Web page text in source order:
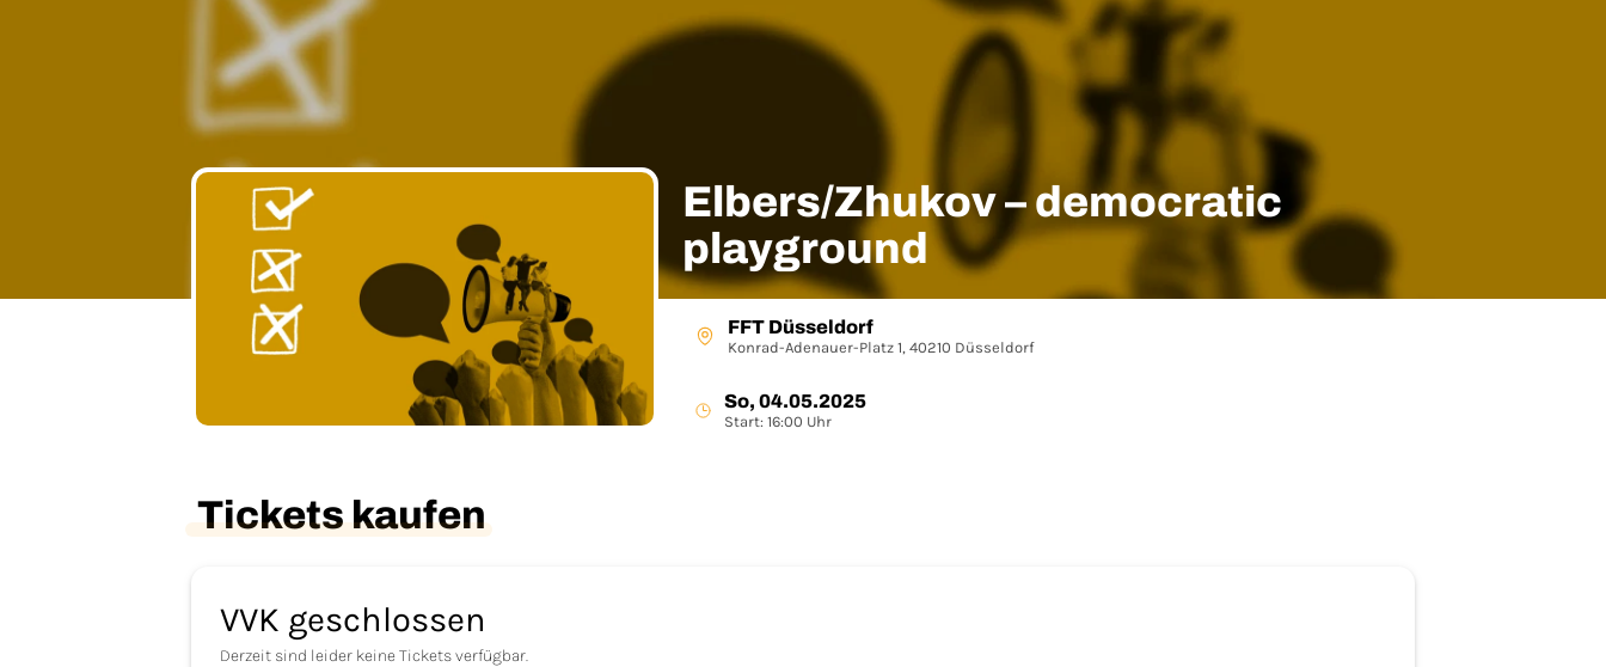
Elbers/Zhukov – democratic
playground
FFT Düsseldorf
Konrad-Adenauer-Platz 1, 40210 Düsseldorf
So, 04.05.2025
Start: 16:00 Uhr
Tickets kaufen
VVK geschlossen
Derzeit sind leider keine Tickets verfügbar.